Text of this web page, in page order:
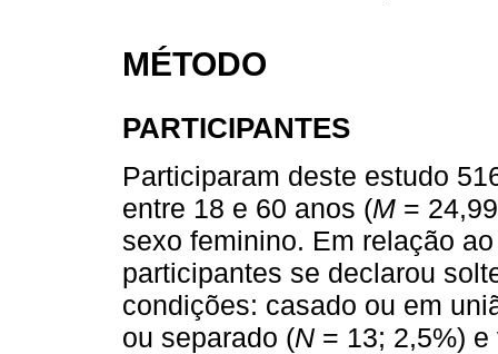
MÉTODO
PARTICIPANTES
Participaram deste estudo
entre 18 e 60 anos (M =
sexo feminino. Em relação
participantes se declarou
condições: casado ou em
ou separado (N = 13; 2,5%) e